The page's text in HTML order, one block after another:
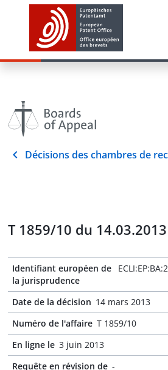
Décisions des chambres de
T 1859/10 du 14.03.2013
Identifiant européen de
la jurisprudence
Date de la décision 14 mars 2013
Numéro de l'affaire T 1859/10
En ligne le 3 juin 2013
Requête en révision de -